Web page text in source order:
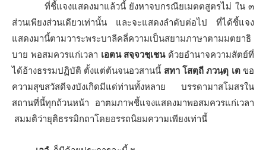
ที่ชี้แจงแสดงมาแล้วนี้ ยังหาจบกรณียเมตตสูตรไม่ ใน ๓
ส่วนเพียงส่วนเดียวเท่านั้น และจะแสดงลำดับต่อไป ที่ได้ชี้แจง
แสดงมานี้ตามวาระพระบาลีคลี่ความเป็นสยามภาษาตามมตยาธิ
บาย พอสมควรแก่เวลา เอตน สจฺจวชฺเชนด้วยอำนาจความสัตย์ที่
ได้อ้างธรรมปฏิบัติ ตั้งแต่ต้นจนอวสานนี้ สทา โสตฺถี ภวนฺตุ เตขอ
ความสุขสวัสดีจงบังเกิดมีแด่ท่านทั้งหลาย บรรดามาสโมสรใน
สถานที่นี้ทุกถ้วนหน้า อาตมภาพชี้แจงแสดงมาพอสมควรแก่เวลา
สมมติว่ายุติธรรมิกถาโดยอรรถนิยมความเพียงเท่านี้